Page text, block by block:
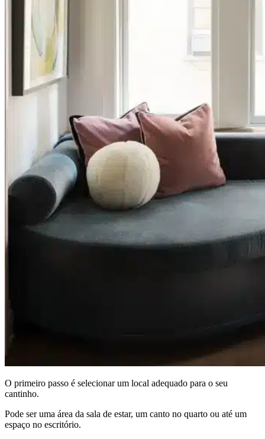
O primeiro passo é selecionar um local adequado para o seu
cantinho.
Pode ser uma área da sala de estar, um canto no quarto ou até um
espaço no escritório.